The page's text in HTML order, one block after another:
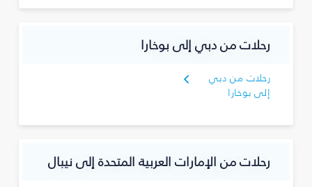
رحلات من دبي إلى بوخارا
رحلات من دبي
إلى بوخارا
رحلات من الإمارات العربية المتحدة إلى نيبال